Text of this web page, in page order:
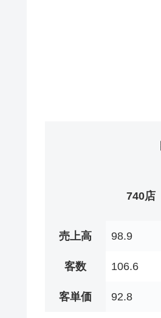
740店
売上高 98.9
客数 106.6
客単価 92.8